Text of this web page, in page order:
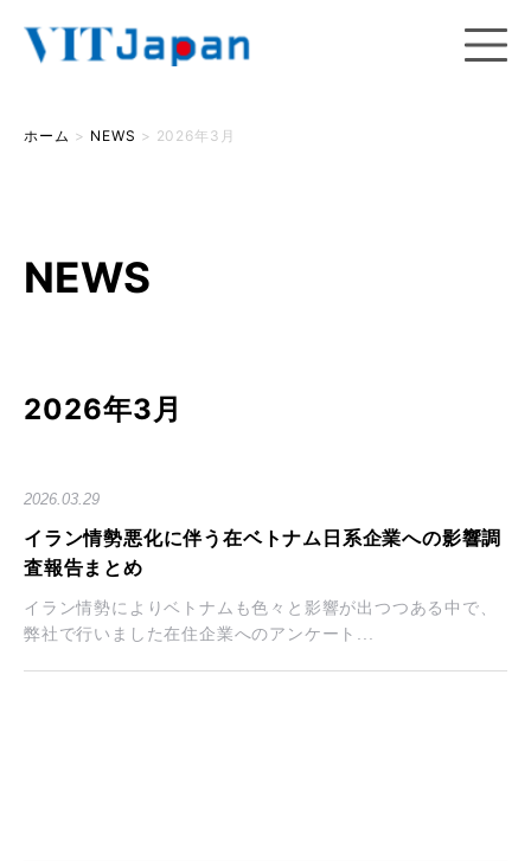
ホーム > NEWS > 2026年3月
NEWS
2026年3月
2026.03.29
イラン情勢悪化に伴う在ベトナム日系企業への影響調
査報告まとめ
イラン情勢によりベトナムも色々と影響が出つつある中で、
弊社で行いました在住企業へのアンケート...